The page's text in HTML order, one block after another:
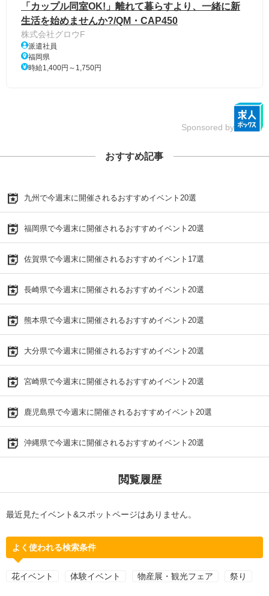
「カップル同室OK!」離れて暮らすより、一緒に新
生活を始めませんか?/QM・CAP450
株式会社グロウF
派遣社員
福岡県
時給1,400円～1,750円
Sponsored by
おすすめ記事
九州で今週末に開催されるおすすめイベント20選
福岡県で今週末に開催されるおすすめイベント20選
佐賀県で今週末に開催されるおすすめイベント17選
長崎県で今週末に開催されるおすすめイベント20選
熊本県で今週末に開催されるおすすめイベント20選
大分県で今週末に開催されるおすすめイベント20選
宮崎県で今週末に開催されるおすすめイベント20選
鹿児島県で今週末に開催されるおすすめイベント20選
沖縄県で今週末に開催されるおすすめイベント20選
閲覧履歴
最近見たイベント&スポットページはありません。
よく使われる検索条件
花イベント 体験イベント 物産展・観光フェア 祭り